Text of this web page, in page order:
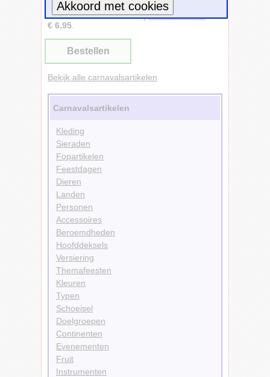
Dit carnavalsartikelSet 2 rollen Inpakpapier
Cat Bibiis te bestellen bijFeestbazaar.nlvoor
€ 6,95
Bestellen
Bekijk alle carnavalsartikelen
Carnavalsartikelen
Kleding
Sieraden
Fopartikelen
Feestdagen
Dieren
Landen
Personen
Accessoires
Beroemdheden
Hoofddeksels
Versiering
Themafeesten
Kleuren
Typen
Schoeisel
Doelgroepen
Continenten
Evenementen
Fruit
Instrumenten
Meer informatie